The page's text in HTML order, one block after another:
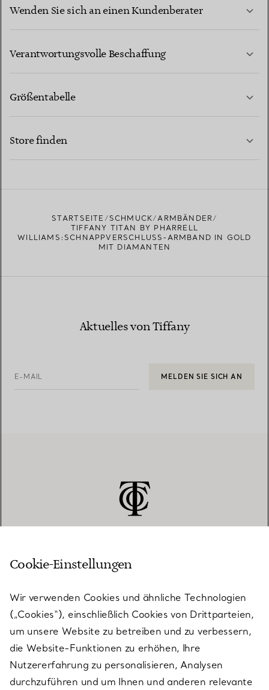
Wenden Sie sich an einen Kundenberater
Verantwortungsvolle Beschaffung
Größentabelle
Store finden
STARTSEITE SCHMUCK
ARMBÄNDER
TIFFANY TITAN BY PHARRELL
WILLIAMS:SCHNAPPVERSCHLUSS-ARMBAND IN GOLD
MIT DIAMANTEN
Aktuelles von Tiffany
E-MAIL MELDEN SIE SICH AN
KUNDENSERVICE
SERVICES
ÜBER TIFFANY & CO.
Cookie-Einstellungen
Wir verwenden Cookies und ähnliche Technologien
(„Cookies“), einschließlich Cookies von Drittparteien,
um unsere Website zu betreiben und zu verbessern,
die Website-Funktionen zu erhöhen, Ihre
Nutzererfahrung zu personalisieren, Analysen
durchzuführen und um Ihnen und anderen relevante